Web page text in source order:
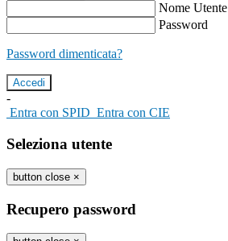
Nome Utente
Password
Password dimenticata?
-
Entra con SPID Entra con CIE
Seleziona utente
button close ×
Recupero password